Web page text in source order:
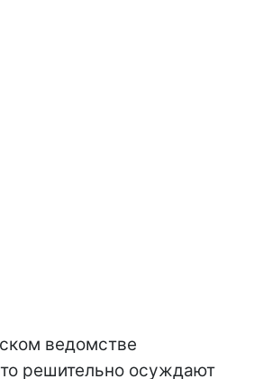
ведомстве
решительно осуждают